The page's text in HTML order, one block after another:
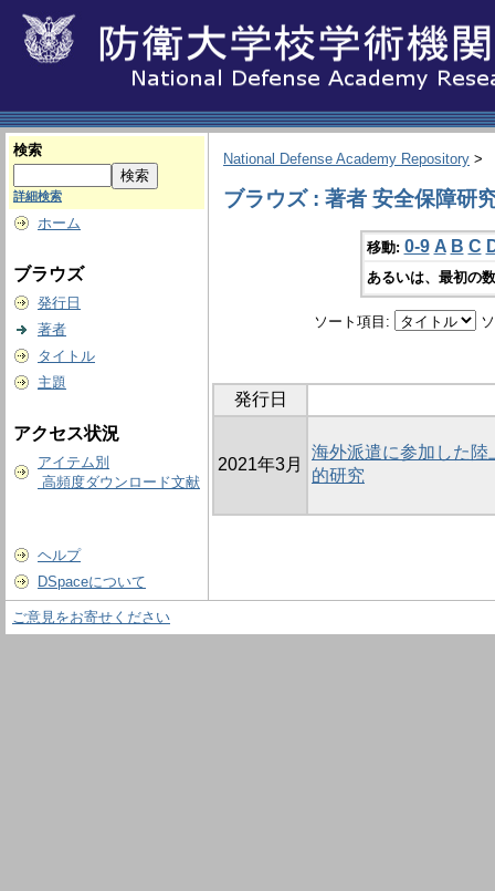
検索
詳細検索
ホーム
ブラウズ
発行日
著者
タイトル
主題
アクセス状況
アイテム別
高頻度ダウンロード文献
ヘルプ
DSpaceについて
National Defense Academy Repository >
ブラウズ : 著者 安全保障研
移動: 0-9 A B C
あるいは、最初の
ソート項目:
発行日
2021年3月
海外派遣に参加した
的研究
ご意見をお寄せください